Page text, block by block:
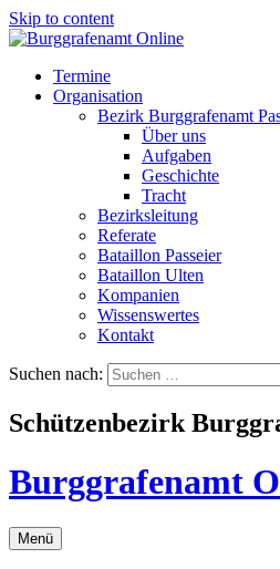
Skip to content
Termine
Organisation
Bezirk Burggrafenamt
Über uns
Aufgaben
Geschichte
Tracht
Bezirksleitung
Referate
Bataillon Passeier
Bataillon Ulten
Kompanien
Wissenswertes
Kontakt
Suchen nach:
Schützenbezirk
Burggrafenamt
Menü